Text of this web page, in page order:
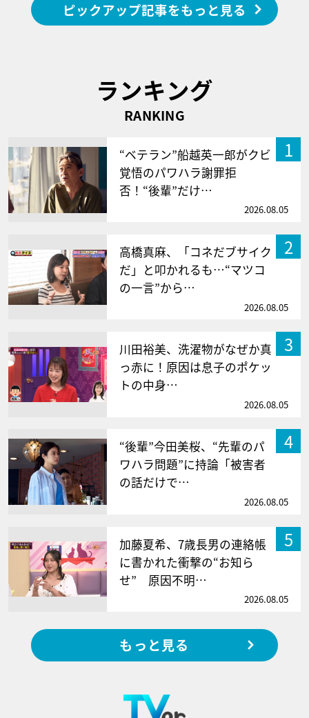
ピックアップ記事をもっと見る
ランキング
RANKING
1
“ベテラン”船越英一郎がクビ
覚悟のパワハラ謝罪拒
否！“後輩”だけ…
2026.08.05
2
高橋真麻、「コネだブサイク
だ」と叩かれるも…“マツコ
の一言”から…
2026.08.05
3
川田裕美、洗濯物がなぜか真
っ赤に！原因は息子のポケッ
トの中身…
2026.08.05
4
“後輩”今田美桜、“先輩のパ
ワハラ問題”に持論「被害者
の話だけで…
2026.08.05
5
加藤夏希、7歳長男の連絡帳
に書かれた衝撃の“お知ら
せ” 原因不明…
2026.08.05
もっと見る